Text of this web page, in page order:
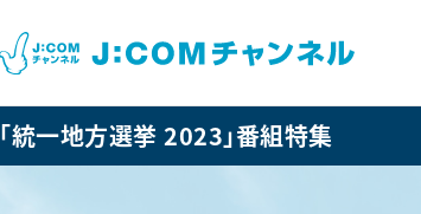
「統一地方選挙 2023」番組特集